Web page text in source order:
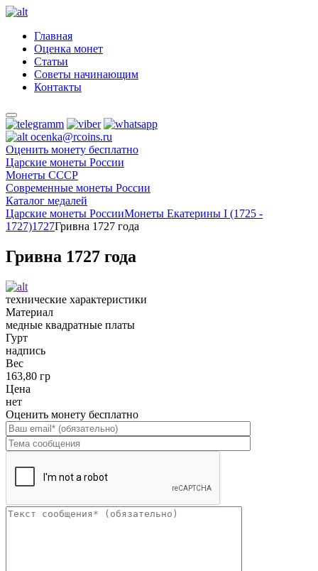
Главная
Оценка монет
Статьи
Советы начинающим
Контакты
ocenka@rcoins.ru
Оценить монету бесплатно
Царские монеты России
Монеты СССР
Современные монеты России
Каталог медалей
Царские монеты РоссииМонеты Екатерины I (1725 -
1727)1727Гривна 1727 года
Гривна 1727 года
технические характеристики
Материал
медные квадратные платы
Гурт
надпись
Вес
163,80 гр
Цена
нет
Оценить монету бесплатно